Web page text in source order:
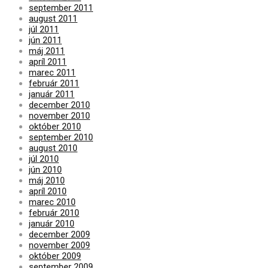
september 2011
august 2011
júl 2011
jún 2011
máj 2011
apríl 2011
marec 2011
február 2011
január 2011
december 2010
november 2010
október 2010
september 2010
august 2010
júl 2010
jún 2010
máj 2010
apríl 2010
marec 2010
február 2010
január 2010
december 2009
november 2009
október 2009